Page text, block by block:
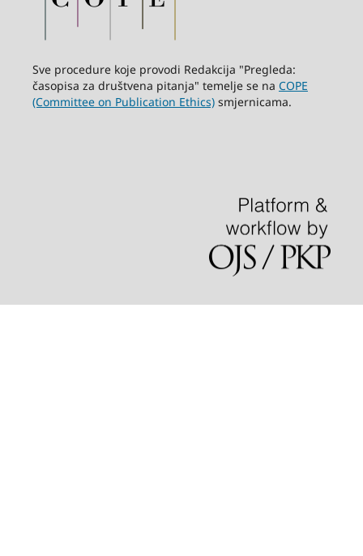
Sve procedure koje provodi Redakcija "Pregleda:
časopisa za društvena pitanja" temelje se na COPE
(Committee on Publication Ethics)smjernicama.